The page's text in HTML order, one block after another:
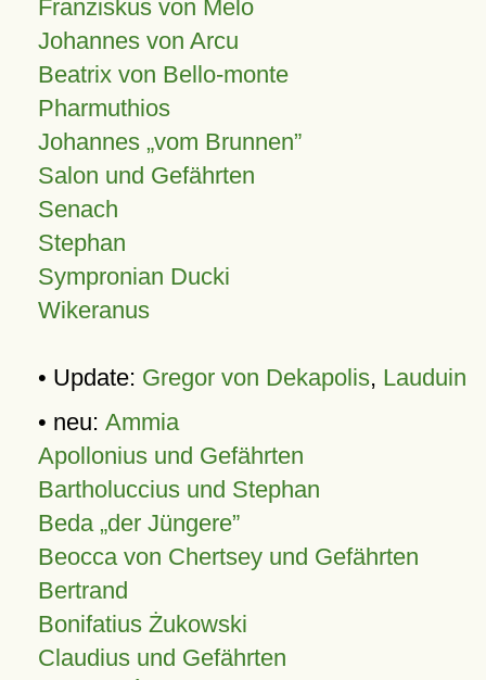
Franziskus von Melo
Johannes von Arcu
Beatrix von Bello-monte
Pharmuthios
Johannes vom Brunnen
Salon und Gefährten
Senach
Stephan
Sympronian Ducki
Wikeranus
• Update: Gregor von Dekapolis, Lauduin
• neu: Ammia
Apollonius und Gefährten
Bartholuccius und Stephan
Beda „der Jüngere”
Beocca von Chertsey und Gefährten
Bertrand
Bonifatius Żukowski
Claudius und Gefährten